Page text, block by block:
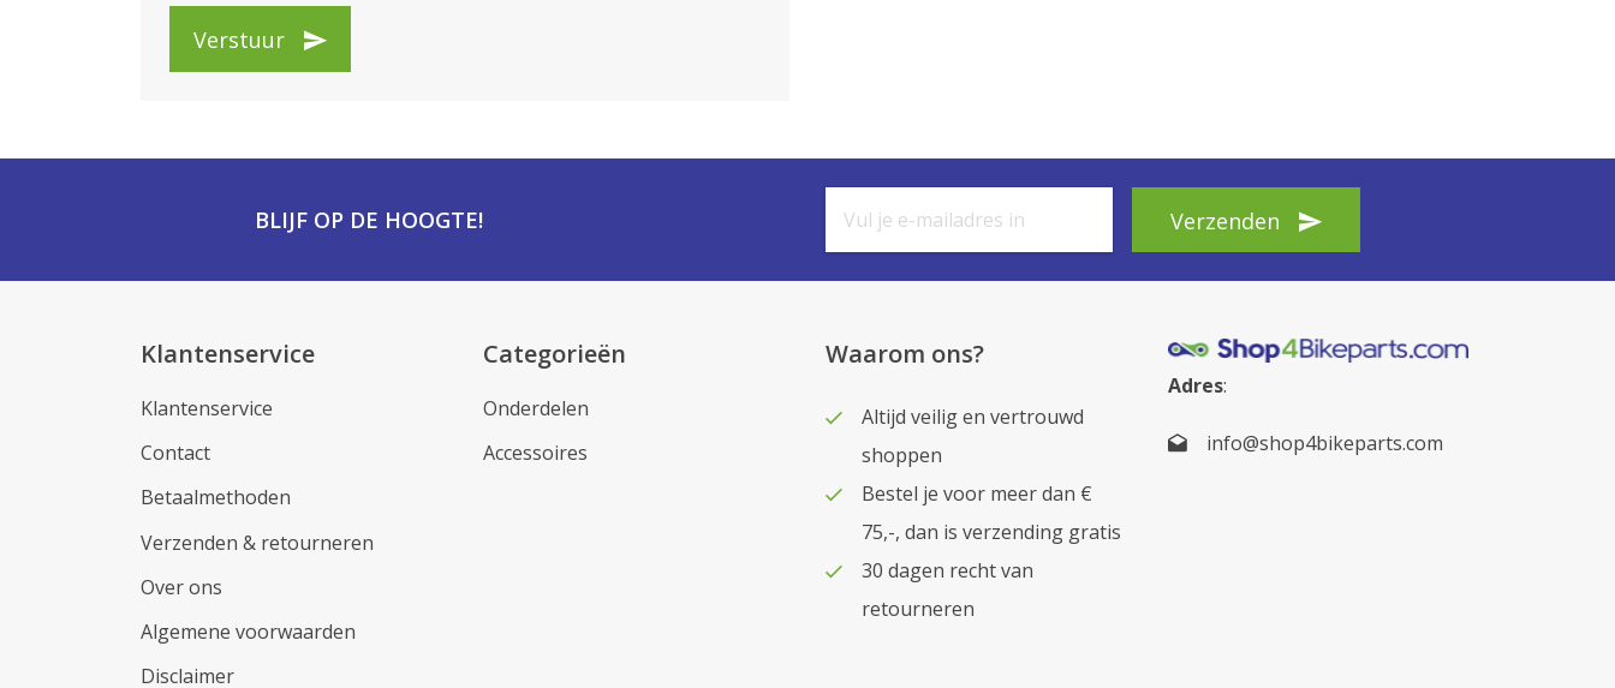
Verstuur
BLIJF OP DE HOOGTE! Verzenden
Klantenservice
Klantenservice
Contact
Betaalmethoden
Verzenden & retourneren
Over ons
Algemene voorwaarden
Disclaimer
Categorieën
Onderdelen
Accessoires
Waarom ons?
Altijd veilig en vertrouwd
shoppen
Bestel je voor meer dan €
75,-, dan is verzending gratis
30 dagen recht van
retourneren
Adres:
info@shop4bikeparts.com